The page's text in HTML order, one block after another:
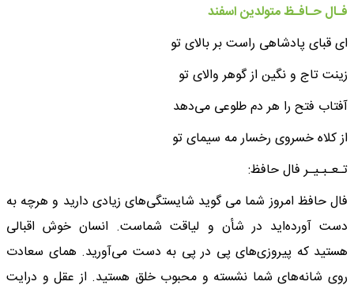
فـال حـافـظ متولدین اسفند
ای قبای پادشاهی راست بر بالای تو
زینت تاج و نگین از گوهر والای تو
آفتاب فتح را هر دم طلوعی می‌دهد
از کلاه خسروی رخسار مه سیمای تو
تـعـبـیـر فال حافظ:
فال حافظ امروز شما می گوید شایستگی‌های زیادی دارید و هرچه به
دست آورده‌اید در شأن و لیاقت شماست. انسان خوش اقبالی
هستید که پیروزی‌های پی در پی به دست می‌آورید. همای سعادت
روی شانه‌های شما نشسته و محبوب خلق هستید. از عقل و درایت